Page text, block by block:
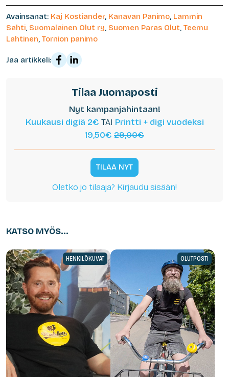
Avainsanat: Kaj Kostiander, Kanavan Panimo, Lammin
Sahti, Suomalainen Olut ry, Suomen Paras Olut, Teemu
Lahtinen, Tornion panimo
Jaa artikkeli:
Tilaa Juomaposti
Nyt kampanjahintaan!
Kuukausi digiä 2€ TAI Printti + digi vuodeksi
19,50€ 29,00€
TILAA NYT
Oletko jo tilaaja? Kirjaudu sisään!
KATSO MYÖS...
HENKILÖKUVAT OLUTPOSTI